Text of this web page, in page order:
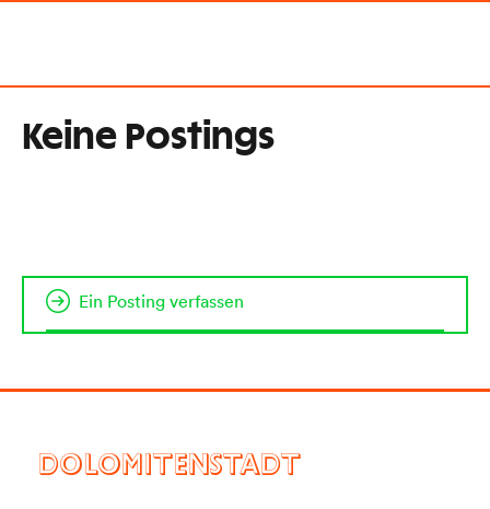
Keine Postings
Ein Posting verfassen
DOLOMITENSTADT